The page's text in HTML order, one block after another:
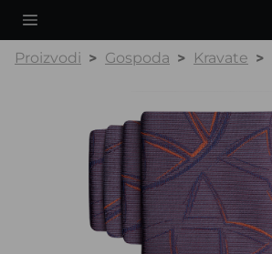
Proizvodi Gospoda Kravate